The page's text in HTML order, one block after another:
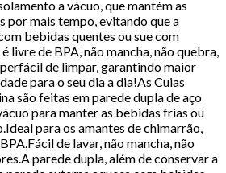
a vácuo, que mantém as
por mais tempo, evitando que a
bebidas quentes ou sue com
livre de BPA, não mancha, não quebra,
de limpar, garantindo maior
para o seu dia a dia!As Cuias
são feitas em parede dupla de aço
para manter as bebidas frias ou
para os amantes de chimarrão,
de lavar, não mancha, não
parede dupla, além de conservar a